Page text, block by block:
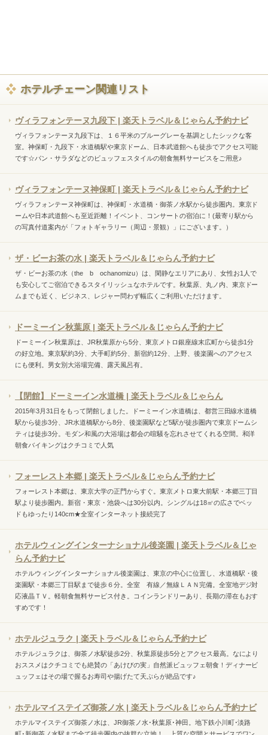
ホテルチェーン関連リスト
ヴィラフォンテーヌ九段下 | 楽天トラベル＆じゃらん予約ナビ
ヴィラフォンテーヌ九段下は、１６平米のブルーグレーを基調としたシックな客
室。神保町・九段下・水道橋駅や東京ドーム、日本武道館へも徒歩でアクセス可能
です☆パン・サラダなどのビュッフェスタイルの朝食無料サービスをご用意♪
ヴィラフォンテーヌ神保町 | 楽天トラベル＆じゃらん予約ナビ
ヴィラフォンテーヌ神保町は、神保町・水道橋・御茶ノ水駅から徒歩圏内。東京ド
ームや日本武道館へも至近距離！イベント、コンサートの宿泊に！(最寄り駅から
の写真付道案内が「フォトギャラリー（周辺・景観）」にございます。）
ザ・ビーお茶の水 | 楽天トラベル＆じゃらん予約ナビ
ザ・ビーお茶の水（the b ochanomizu）は、閑静なエリアにあり、女性お1人で
も安心してご宿泊できるスタイリッシュなホテルです。秋葉原、丸ノ内、東京ドー
ムまでも近く、ビジネス、レジャー問わず幅広くご利用いただけます。
ドーミーイン秋葉原 | 楽天トラベル＆じゃらん予約ナビ
ドーミーイン秋葉原は、JR秋葉原から5分、東京メトロ銀座線末広町から徒歩1分
の好立地。東京駅約3分、大手町約5分、新宿約12分、上野、後楽園へのアクセス
にも便利。男女別大浴場完備、露天風呂有。
【閉館】ドーミーイン水道橋 | 楽天トラベル＆じゃらん
2015年3月31日をもって閉館しました。ドーミーイン水道橋は、都営三田線水道橋
駅から徒歩3分、JR水道橋駅から8分、後楽園駅など5駅が徒歩圏内で東京ドームシ
ティは徒歩3分。モダン和風の大浴場は都会の喧騒を忘れさせてくれる空間。和洋
朝食バイキングはクチコミで人気
フォーレスト本郷 | 楽天トラベル＆じゃらん予約ナビ
フォーレスト本郷は、東京大学の正門からすぐ。東京メトロ東大前駅・本郷三丁目
駅より徒歩圏内。新宿・東京・池袋へは30分以内。シングルは18㎡の広さでベッ
ドもゆったり140cm★全室インターネット接続完了
ホテルウィングインターナショナル後楽園 | 楽天トラベル＆じゃ
らん予約ナビ
ホテルウィングインターナショナル後楽園は、東京の中心に位置し、水道橋駅・後
楽園駅・本郷三丁目駅まで徒歩６分。全室 有線／無線ＬＡＮ完備。全室地デジ対
応液晶ＴＶ。軽朝食無料サービス付き。コインランドリーあり、長期の滞在もおす
すめです！
ホテルジュラク | 楽天トラベル＆じゃらん予約ナビ
ホテルジュラクは、御茶ノ水駅徒歩2分、秋葉原徒歩5分とアクセス最高。なにより
おススメはクチコミでも絶賛の「あけびの実」自然派ビュッフェ朝食！ディナービ
ュッフェはその場で握るお寿司や揚げたて天ぷらが絶品です♪
ホテルマイステイズ御茶ノ水 | 楽天トラベル＆じゃらん予約ナビ
ホテルマイステイズ御茶ノ水は、JR御茶ノ水･秋葉原･神田。地下鉄小川町･淡路